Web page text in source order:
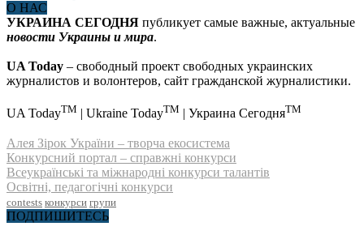
О НАС
УКРАИНА СЕГОДНЯ публикует самые важные, актуальные
новости Украины и мира.
UA Today – свободный проект свободных украинских
журналистов и волонтеров, сайт гражданской журналистики.
UA TodayTM | Ukraine TodayTM | Украина СегодняTM
Алея Зірок України – творча екосистема
Конкурсний портал – справжні конкурси
Всеукраїнські та міжнародні конкурси талантів
Освітні, педагогічні конкурси
contests конкурси групи
ПОДПИШИТЕСЬ